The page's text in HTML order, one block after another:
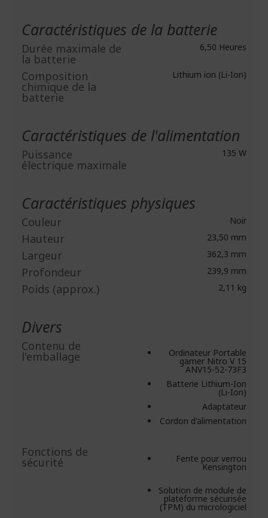
Caractéristiques de la batterie
Durée maximale de
la batterie
6,50 Heures
Composition
chimique de la
batterie
Lithium ion (Li-Ion)
Caractéristiques de l'alimentation
Puissance
électrique maximale
135 W
Caractéristiques physiques
Couleur Noir
Hauteur 23,50 mm
Largeur 362,3 mm
Profondeur 239,9 mm
Poids (approx.) 2,11 kg
Divers
Contenu de
l'emballage Ordinateur Portable
gamer Nitro V 15
ANV15-52-73F3
Batterie Lithium-Ion
(Li-Ion)
Adaptateur
Cordon d'alimentation
Fonctions de
sécurité Fente pour verrou
Kensington
Solution de module de
plateforme sécurisée
(TPM) du micrologiciel